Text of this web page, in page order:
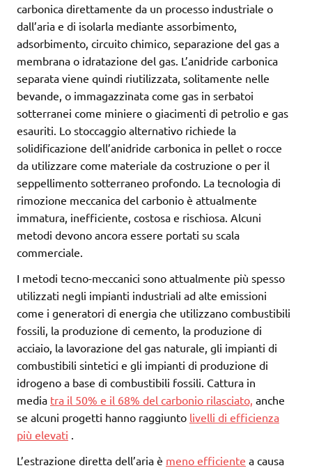
carbonica direttamente da un processo industriale o
dall’aria e di isolarla mediante assorbimento,
adsorbimento, circuito chimico, separazione del gas a
membrana o idratazione del gas. L’anidride carbonica
separata viene quindi riutilizzata, solitamente nelle
bevande, o immagazzinata come gas in serbatoi
sotterranei come miniere o giacimenti di petrolio e gas
esauriti. Lo stoccaggio alternativo richiede la
solidificazione dell’anidride carbonica in pellet o rocce
da utilizzare come materiale da costruzione o per il
seppellimento sotterraneo profondo. La tecnologia di
rimozione meccanica del carbonio è attualmente
immatura, inefficiente, costosa e rischiosa. Alcuni
metodi devono ancora essere portati su scala
commerciale.
I metodi tecno-meccanici sono attualmente più spesso
utilizzati negli impianti industriali ad alte emissioni
come i generatori di energia che utilizzano combustibili
fossili, la produzione di cemento, la produzione di
acciaio, la lavorazione del gas naturale, gli impianti di
combustibili sintetici e gli impianti di produzione di
idrogeno a base di combustibili fossili. Cattura in
media tra il 50% e il 68% del carbonio rilasciato, anche
se alcuni progetti hanno raggiunto livelli di efficienza
più elevati
L’estrazione diretta dell’aria è meno efficiente a causa